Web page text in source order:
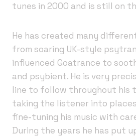
tunes in 2000 and is still on
He has created many
from soaring UK-style
influenced Goatrance to
and psybient. He is very
line to follow throughout his
taking the listener into
fine-tuning his music with
During the years he has put